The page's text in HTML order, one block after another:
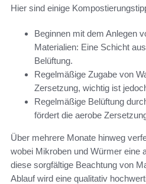
Hier sind einige
Beginnen mit dem Anlegen
Materialien: Eine Schicht
Belüftung.
Regelmäßige Zugabe von
Zersetzung, wichtig ist
Regelmäßige Belüftung
fördert die aerobe
Über mehrere Monate hinweg
wobei Mikroben und Würmer eine
diese sorgfältige Beachtung von
Ablauf wird eine qualitativ